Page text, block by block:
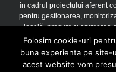
in cadrul proiectului aferent
pentru gestionarea,
locală, precum și animarea
între părțile interesate,
Romaniei prin Planul
3601F200021621400251/
Euro, Contract subsecvent
Folosim cookie-uri
buna experienta pe site-
acest website vom